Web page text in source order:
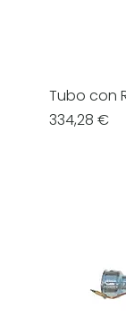
Tubo con
Prezzo
334,28 €